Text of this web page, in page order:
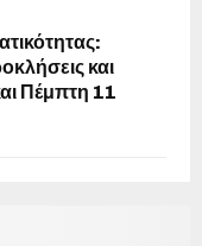
και
Πέμπτη 11